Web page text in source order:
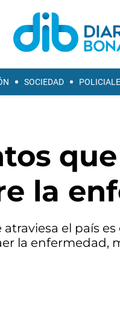
SOCIEDAD
la
el país
la enfermedad,